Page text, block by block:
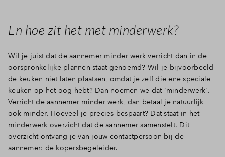
Inloggen
En hoe zit het met minderwerk?
Wil je juist dat de aannemer minder werk verricht dan in de
oorspronkelijke plannen staat genoemd? Wil je bijvoorbeeld
de keuken niet laten plaatsen, omdat je zelf die ene speciale
keuken op het oog hebt? Dan noemen we dat 'minderwerk'.
Verricht de aannemer minder werk, dan betaal je natuurlijk
ook minder. Hoeveel je precies bespaart? Dat staat in het
minderwerk overzicht dat de aannemer samenstelt. Dit
overzicht ontvang je van jouw contactpersoon bij de
aannemer: de kopersbegeleider.